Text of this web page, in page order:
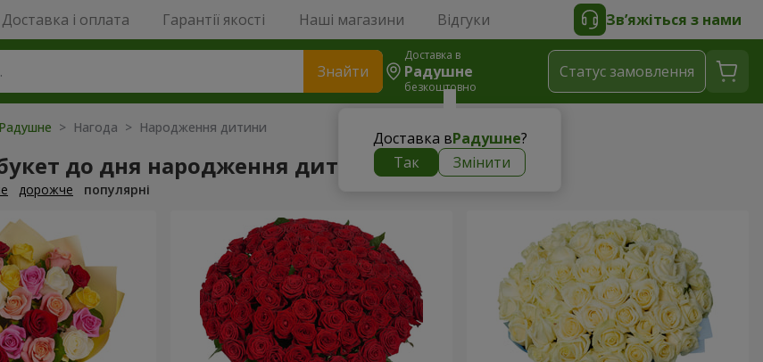
Доставка і оплата Гарантії якості Наші магазини Відгуки Зв’яжіться з нами
Знайти
Доставка в
Радушне
безкоштовно
Доставка вРадушне?
Так
Змінити
Статус замовлення
> Нагода > Народження дитини
до дня народження дитини
дорожче популярні